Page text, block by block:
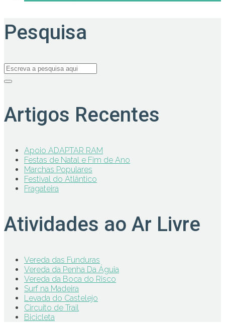
Pesquisa
Artigos Recentes
Apoio ADAPTAR RAM
Festas de Natal e Fim de Ano
Marchas Populares
Festival do Atlântico
Fragateira
Atividades ao Ar Livre
Vereda das Funduras
Vereda da Penha Da Águia
Vereda da Boca do Risco
Surf na Madeira
Levada do Castelejo
Circuito de Trail
Bicicleta